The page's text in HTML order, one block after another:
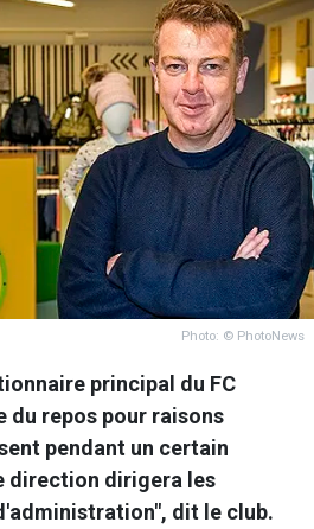
Photo: © PhotoNews
principal du FC
du repos pour raisons
pendant un certain
direction dirigera les
dit le club.